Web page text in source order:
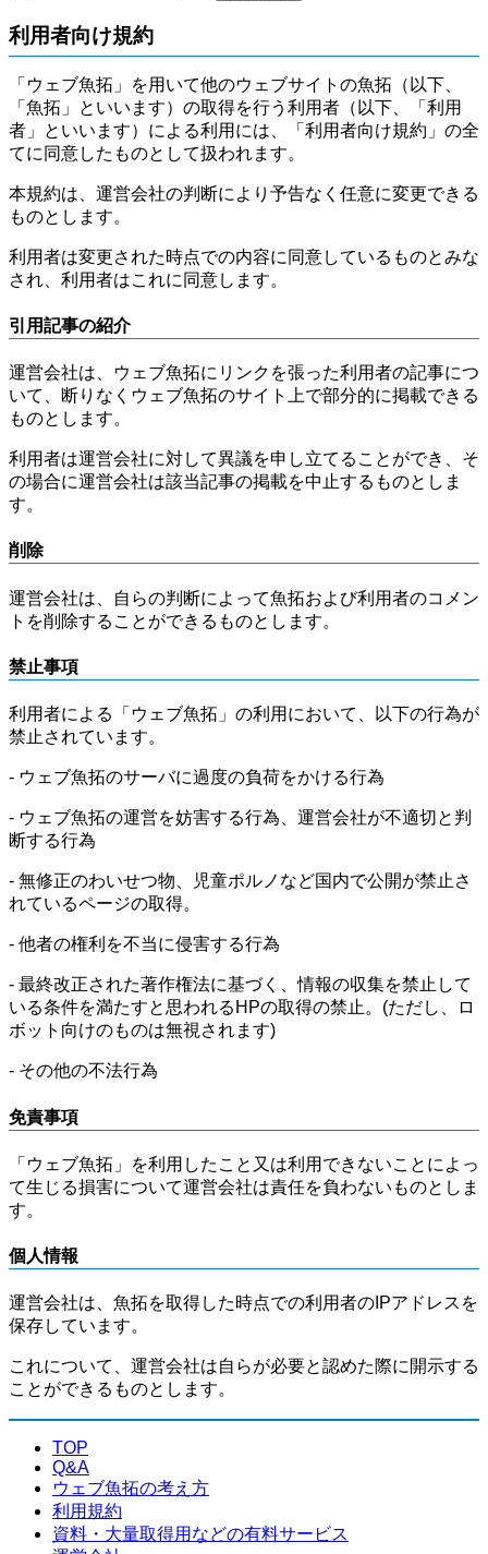
利用者向け規約
「ウェブ魚拓」を用いて他のウェブサイトの魚拓（以下、
「魚拓」といいます）の取得を行う利用者（以下、「利用
者」といいます）による利用には、「利用者向け規約」の全
てに同意したものとして扱われます。
本規約は、運営会社の判断により予告なく任意に変更できる
ものとします。
利用者は変更された時点での内容に同意しているものとみな
され、利用者はこれに同意します。
引用記事の紹介
運営会社は、ウェブ魚拓にリンクを張った利用者の記事につ
いて、断りなくウェブ魚拓のサイト上で部分的に掲載できる
ものとします。
利用者は運営会社に対して異議を申し立てることができ、そ
の場合に運営会社は該当記事の掲載を中止するものとしま
す。
削除
運営会社は、自らの判断によって魚拓および利用者のコメン
トを削除することができるものとします。
禁止事項
利用者による「ウェブ魚拓」の利用において、以下の行為が
禁止されています。
- ウェブ魚拓のサーバに過度の負荷をかける行為
- ウェブ魚拓の運営を妨害する行為、運営会社が不適切と判
断する行為
- 無修正のわいせつ物、児童ポルノなど国内で公開が禁止さ
れているページの取得。
- 他者の権利を不当に侵害する行為
- 最終改正された著作権法に基づく、情報の収集を禁止して
いる条件を満たすと思われるHPの取得の禁止。(ただし、ロ
ボット向けのものは無視されます)
- その他の不法行為
免責事項
「ウェブ魚拓」を利用したこと又は利用できないことによっ
て生じる損害について運営会社は責任を負わないものとしま
す。
個人情報
運営会社は、魚拓を取得した時点での利用者のIPアドレスを
保存しています。
これについて、運営会社は自らが必要と認めた際に開示する
ことができるものとします。
TOP
Q&A
ウェブ魚拓の考え方
利用規約
資料・大量取得用などの有料サービス